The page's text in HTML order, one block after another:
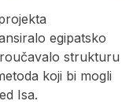
egipatsko
strukturu
koji bi mogli
Isa.